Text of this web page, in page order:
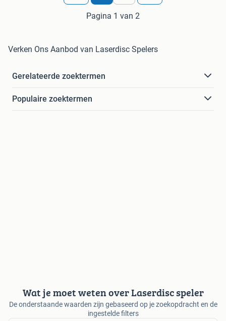
Pagina 1 van 2
Verken Ons Aanbod van Laserdisc Spelers
Gerelateerde zoektermen
Populaire zoektermen
Wat je moet weten over Laserdisc speler
De onderstaande waarden zijn gebaseerd op je zoekopdracht en de
ingestelde filters